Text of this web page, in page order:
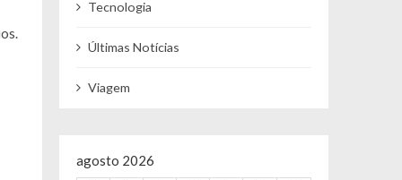
Tecnologia
Últimas Notícias
Viagem
agosto 2026